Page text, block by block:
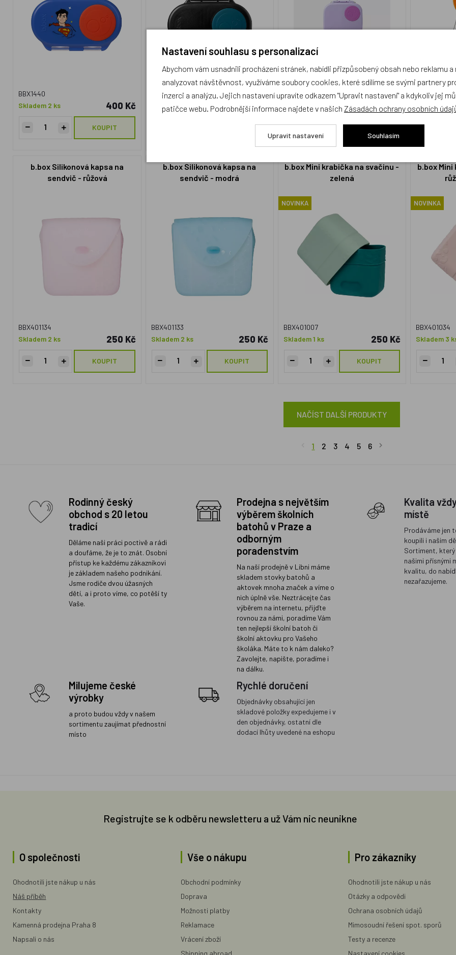
BBX1440
Skladem 2 ks
400 Kč
KOUPIT
BBX1379
Skladem 1 ks
340 Kč
BBX1376
Skladem 1 ks
460 Kč
KOUPIT
BBX500
Skladem 2
b.box Silikonová kapsa na
sendvič - růžová
BBX401134
Skladem 2 ks
250 Kč
KOUPIT
b.box Silikonová kapsa na
sendvič - modrá
BBX401133
Skladem 2 ks
250 Kč
KOUPIT
b.box Mini krabička na svačinu -
zelená
NOVINKA
BBX401007
Skladem 1 ks
250 Kč
KOUPIT
b.box
NOVINKA
BBX401034
Skladem 3
NAČÍST DALŠÍ PRODUKTY
1 2 3 4 5 6
Rodinný český
obchod s 20 letou
tradicí
Děláme naši práci poctivě a rádi
a doufáme, že je to znát. Osobní
přístup ke každému zákazníkovi
je základem našeho podnikání.
Jsme rodiče dvou úžasných
dětí, a i proto víme, co potěší ty
Vaše.
Prodejna s největším
výběrem školních
batohů v Praze a
odborným
poradenstvím
Na naší prodejně v Libni máme
skladem stovky batohů a
aktovek mnoha značek a víme o
nich úplně vše. Neztrácejte čas
výběrem na internetu, přijďte
rovnou za námi, poradíme Vám
ten nejlepší školní batoh či
školní aktovku pro Vašeho
školáka. Máte to k nám daleko?
Zavolejte, napište, poradíme i
na dálku.
Kvalita
místě
Prodáváme jen
koupili i našim
Sortiment, který
našimi přísnými
kvalitu, do
nezařazujeme.
Milujeme české
výrobky
a proto budou vždy v našem
sortimentu zaujímat přednostní
místo
Rychlé doručení
Objednávky obsahující jen
skladové položky expedujeme i v
den objednávky, ostatní dle
dodací lhůty uvedené na eshopu
Registrujte se k odběru newsletteru a už Vám nic neunikne
O společnosti
Ohodnotili jste nákup u nás
Náš příběh
Kontakty
Kamenná prodejna Praha 8
Napsali o nás
Vše o nákupu
Obchodní podmínky
Doprava
Možnosti platby
Reklamace
Vrácení zboží
Shipping abroad
Pro zákazníky
Ohodnotili jste nákup u nás
Otázky a odpovědi
Ochrana osobních údajů
Mimosoudní řešení spot. sporů
Testy a recenze
Nastavení cookies
Nastavení souhlasu s personalizací
Abychom vám usnadnili procházení stránek, nabídli přizpůsobený obsah nebo reklamu
analyzovat návštěvnost, využíváme soubory cookies, které sdílíme se svými partnery
inzerci a analýzu. Jejich nastavení upravíte odkazem "Upravit nastavení" a kdykoliv jej
patičce webu. Podrobnější informace najdete v našich Zásadách ochrany osobních
Upravit nastavení Souhlasím